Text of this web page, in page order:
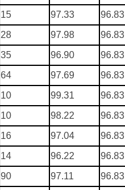
15 97.33
96.83
28 97.98
96.83
35 96.90
96.83
64 97.69
96.83
10 99.31
96.83
10 98.22
96.83
16 97.04
96.83
14 96.22
96.83
90 97.11
96.83